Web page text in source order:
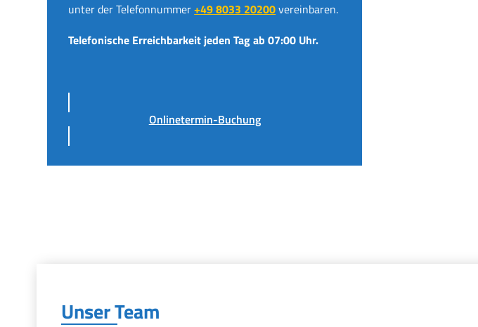
unter der Telefonnummer+49 8033 20200vereinbaren.
Telefonische Erreichbarkeit jeden Tag ab 07:00 Uhr.
Onlinetermin-Buchung
Unser Team